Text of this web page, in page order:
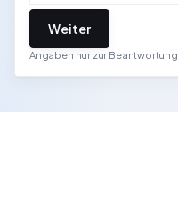
Weiter
Angaben nur zur Beantwortung.